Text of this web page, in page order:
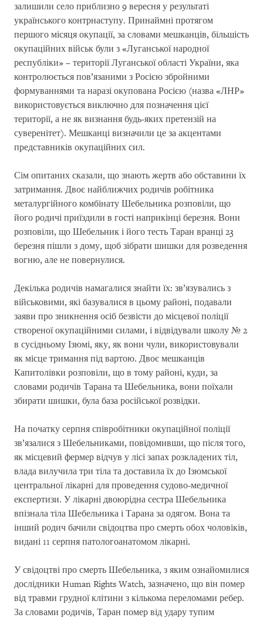
залишили село приблизно 9 вересня у результаті
українського контрнаступу. Принаймні протягом
першого місяця окупації, за словами мешканців, більшість
окупаційних військ були з «Луганської народної
республіки» – території Луганської області України, яка
контролюється пов’язаними з Росією збройними
формуваннями та наразі окупована Росією (назва «ЛНР»
використовується виключно для позначення цієї
території, а не як визнання будь-яких претензій на
суверенітет). Мешканці визначили це за акцентами
представників окупаційних сил.
Сім опитаних сказали, що знають жертв або обставини їх
затримання. Двоє найближчих родичів робітника
металургійного комбінату Шебельника розповіли, що
його родичі приїздили в гості наприкінці березня. Вони
розповіли, що Шебельник і його тесть Таран вранці 23
березня пішли з дому, щоб зібрати шишки для розведення
вогню, але не повернулися.
Декілька родичів намагалися знайти їх: зв’язувались з
військовими, які базувалися в цьому районі, подавали
заяви про зникнення осіб безвісти до місцевої поліції
створеної окупаційними силами, і відвідували школу № 2
в сусідньому Ізюмі, яку, як вони чули, використовували
як місце тримання під вартою. Двоє мешканців
Капитолівки розповіли, що в тому районі, куди, за
словами родичів Тарана та Шебельника, вони поїхали
збирати шишки, була база російської розвідки.
На початку серпня співробітники окупаційної поліції
зв’язалися з Шебельниками, повідомивши, що після того,
як місцевий фермер відчув у лісі запах розкладених тіл,
влада вилучила три тіла та доставила їх до Ізюмської
центральної лікарні для проведення судово-медичної
експертизи. У лікарні двоюрідна сестра Шебельника
впізнала тіла Шебельника і Тарана за одягом. Вона та
інший родич бачили свідоцтва про смерть обох чоловіків,
видані 11 серпня патологоанатомом лікарні.
У свідоцтві про смерть Шебельника, з яким ознайомилися
дослідники Human Rights Watch, зазначено, що він помер
від травми грудної клітини з кількома переломами ребер.
За словами родичів, Таран помер від удару тупим